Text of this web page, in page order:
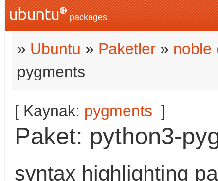
packages
» Ubuntu » Paketler » noble
pygments
[ Kaynak: pygments ]
Paket: python3-
syntax highlighting